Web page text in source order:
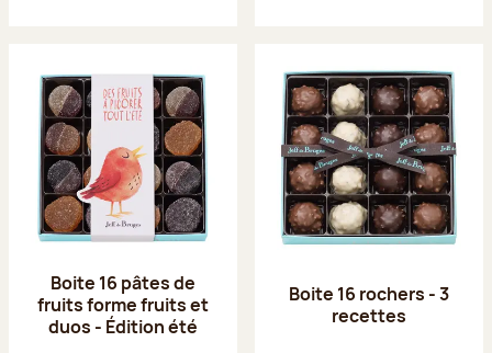
Boite 16 pâtes de
fruits forme fruits et
duos - Édition été
Boite 16 rochers - 3
recettes